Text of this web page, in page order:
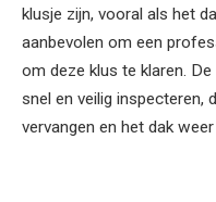
klusje zijn, vooral als het
aanbevolen om een
om deze klus te klaren. De
snel en veilig inspecteren,
vervangen en het dak